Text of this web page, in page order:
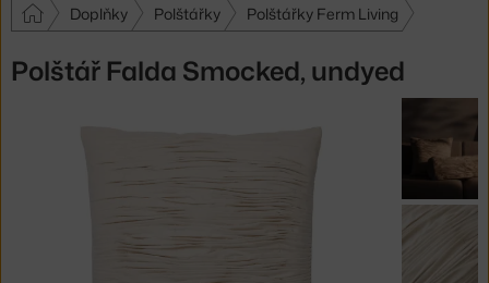
Doplňky Polštářky Polštářky Ferm Living
Polštář Falda Smocked, undyed